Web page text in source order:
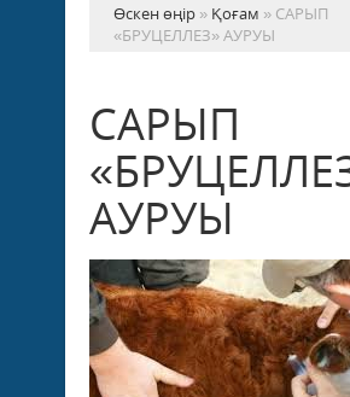
Өскен өңір » Қоғам » САРЫП
«БРУЦЕЛЛЕЗ» АУРУЫ
САРЫП
АУРУЫ